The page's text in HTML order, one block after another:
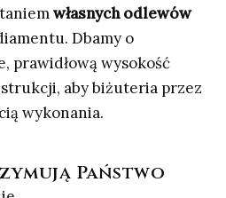
własnych odlewów
Dbamy o
prawidłową wysokość
aby biżuteria przez
wykonania.
Państwo